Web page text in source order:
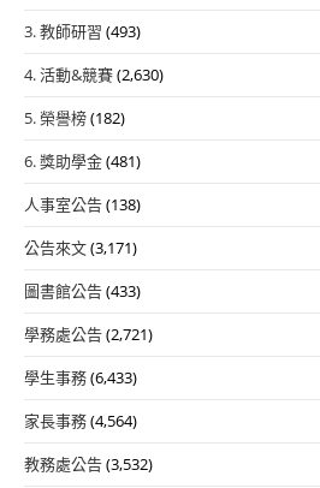
3. 教師研習 (493)
4. 活動&競賽(2,630)
5. 榮譽榜(182)
6. 獎助學金(481)
人事室公告(138)
公告來文(3,171)
圖書館公告(433)
學務處公告(2,721)
學生事務(6,433)
家長事務(4,564)
教務處公告(3,532)